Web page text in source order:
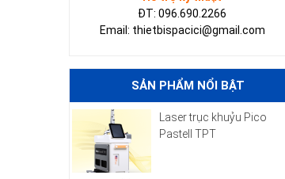
ĐT: 096.690.2266
Email: thietbispacici@gmail.com
SẢN PHẨM NỔI BẬT
Laser trục khuỷu Pico
Pastell TPT